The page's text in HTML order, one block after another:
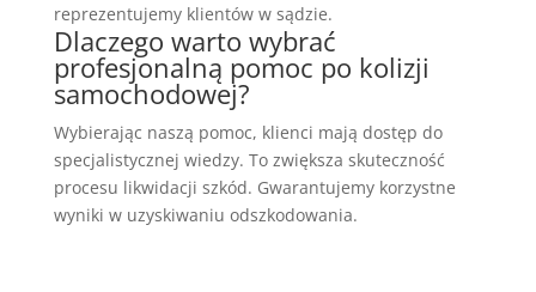
reprezentujemy klientów w sądzie.
Dlaczego warto wybrać
profesjonalną pomoc po kolizji
samochodowej?
Wybierając naszą pomoc, klienci mają dostęp do
specjalistycznej wiedzy. To zwiększa skuteczność
procesu likwidacji szkód. Gwarantujemy korzystne
wyniki w uzyskiwaniu odszkodowania.